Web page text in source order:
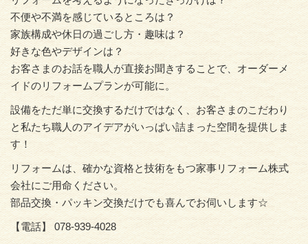
不便や不満を感じているところは？
家族構成や休日の過ごし方・趣味は？
好きな色やデザインは？
お客さまのお話を職人が直接お聞きすることで、オーダーメ
イドのリフォームプランが可能に。
設備をただ単に交換するだけではなく、お客さまのこだわり
と私たち職人のアイデアがいっぱい詰まった空間を提供しま
す！
リフォームは、確かな資格と技術をもつ家事リフォーム株式
会社にご用命ください。
部品交換・パッキン交換だけでも喜んでお伺いします☆
【電話】 078-939-4028